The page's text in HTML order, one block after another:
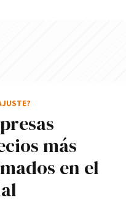
más
en el